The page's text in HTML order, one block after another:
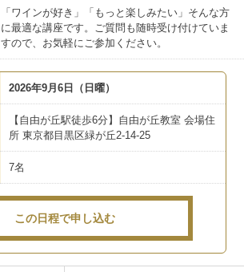
「ワインが好き」「もっと楽しみたい」そんな方
に最適な講座です。ご質問も随時受け付けていま
すので、お気軽にご参加ください。
2026年9月6日（日曜）
【自由が丘駅徒歩6分】自由が丘教室 会場住
所 東京都目黒区緑が丘2-14-25
7名
この日程で申し込む